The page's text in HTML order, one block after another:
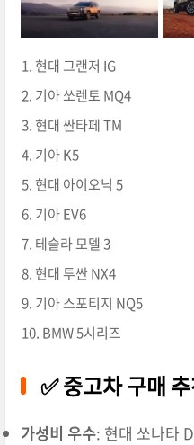
현대 그랜저 IG
기아 쏘렌토 MQ4
현대 싼타페 TM
기아 K5
현대 아이오닉 5
기아 EV6
테슬라 모델 3
현대 투싼 NX4
기아 스포티지 NQ5
BMW 5시리즈
✅ 중고차 구매
가성비 우수: 현대 쏘나타